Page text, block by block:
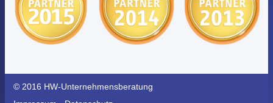
© 2016 HW-Unternehmensberatung